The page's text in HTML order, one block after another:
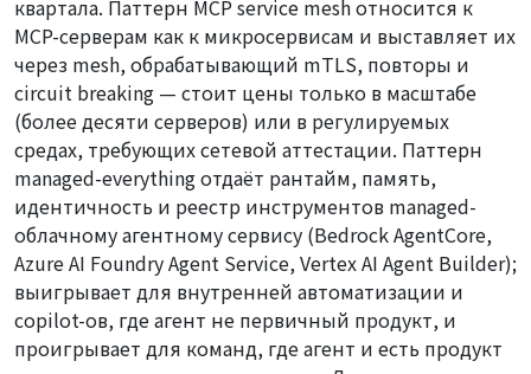
квартала. Паттерн MCP service meshотносится к
MCP-серверам как к микросервисам и выставляет их
через mesh, обрабатывающий mTLS, повторы и
circuit breaking — стоит цены только в масштабе
(более десяти серверов) или в регулируемых
средах, требующих сетевой аттестации. Паттерн
managed-everythingотдаёт рантайм, память,
идентичность и реестр инструментов managed-
облачному агентному сервису (Bedrock AgentCore,
Azure AI Foundry Agent Service, Vertex AI Agent Builder);
выигрывает для внутренней автоматизации и
copilot-ов, где агент не первичный продукт, и
проигрывает для команд, где агент и есть продукт